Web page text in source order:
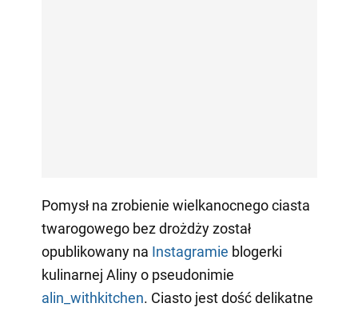
Pomysł na zrobienie wielkanocnego ciasta
twarogowego bez drożdży został
opublikowany na Instagramie blogerki
kulinarnej Aliny o pseudonimie
alin_withkitchen. Ciasto jest dość delikatne